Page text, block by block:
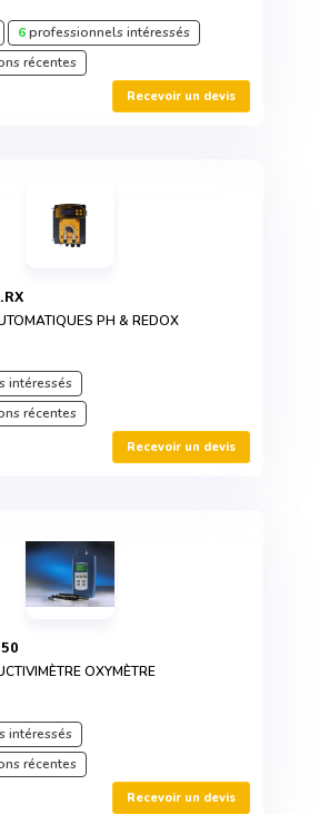
6professionnels intéressés
récentes
Recevoir un devis
PH & REDOX
intéressés
récentes
Recevoir un devis
OXYMÈTRE
intéressés
récentes
Recevoir un devis